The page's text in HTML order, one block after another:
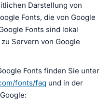
Darstellung von
Fonts, die von Google
Fonts sind lokal
Servern von Google
Fonts finden Sie unter
fonts/faq und in der